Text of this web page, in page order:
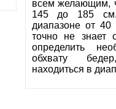
всем желающим,
145 до 185
диапазоне от
точно не знает
определить
обхвату
находиться в